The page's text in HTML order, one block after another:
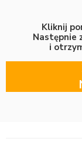
Kliknij
Następnie
i